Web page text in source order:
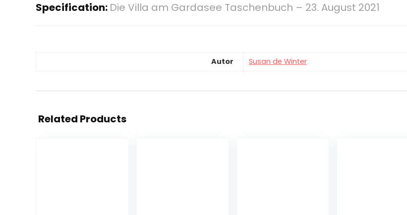
Specification: Die Villa am Gardasee Taschenbuch – 23. August 2021
Autor Susan de Winter
Related Products